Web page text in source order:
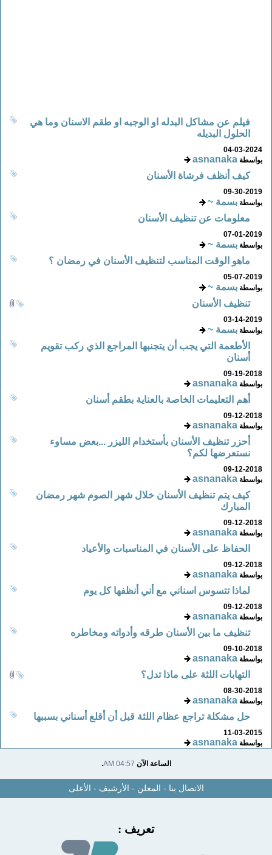
فيلم عن مشاكل البدله او الوجبه او طقم الاسنان وما هي
الحلول البديله
04-03-2024
بواسطةasnanaka
كيف أنظف فرشاة الأسنان
09-30-2019
بواسطةبسمة ~
معلومات عن تنظيف الأسنان
07-01-2019
بواسطةبسمة ~
ماهو الوقت المناسب لتنظيف الأسنان في رمضان ؟
05-07-2019
بواسطةبسمة ~
تنظيف الأسنان
03-14-2019
بواسطةبسمة ~
الأطعمة التي يجب أن يتجنبها المراجع الذي ركب تقويم
أسنان
09-19-2018
بواسطةasnanaka
أهم التعليمات الخاصة بالعناية بطقم أسنان
09-12-2018
بواسطةasnanaka
أحزر تنظيف الأسنان بأستخدام الليزر ...بعض مساوء
نستعرضها لكم؟
09-12-2018
بواسطةasnanaka
كيف يتم تنظيف الأسنان خلال شهر الصوم شهر رمضان
المبارك
09-12-2018
بواسطةasnanaka
الحفاظ على الأسنان في المناسبات والأعياد
09-12-2018
بواسطةasnanaka
لماذا تتسوس اسناني مع أني أنظفها كل يوم
09-12-2018
بواسطةasnanaka
تنظيف ما بين الأسنان طرقه وأدواته ومخاطره
09-10-2018
بواسطةasnanaka
التهابات اللثة على ماذا تدل؟
08-30-2018
بواسطةasnanaka
حل مشكلة تراجع عظام اللثة قبل أن أقلع أسناني بسببها
11-03-2015
بواسطةasnanaka
الساعة الآن04:57 AM
.
الاتصال بنا-المعلن-الأرشيف -الأعلى
تعريف :